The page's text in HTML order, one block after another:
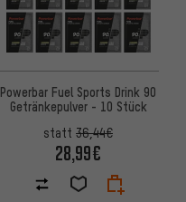
Powerbar Fuel Sports Drink 90
Getränkepulver - 10 Stück
statt 36,44€
28,99€